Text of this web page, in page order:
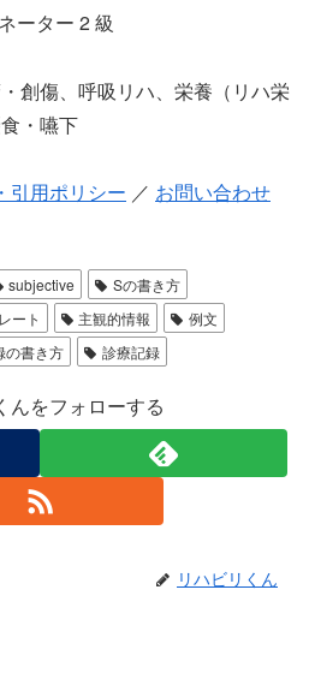
ーター 2 級
創傷、呼吸リハ、栄養（リハ栄
・嚥下
引用ポリシー ／ お問い合わせ
subjective
Sの書き方
ート 主観的情報
例文
の書き方 診療記録
んをフォローする
リハビリくん